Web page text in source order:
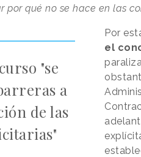
por qué no se hace en las
"se
a
de las
Por
el